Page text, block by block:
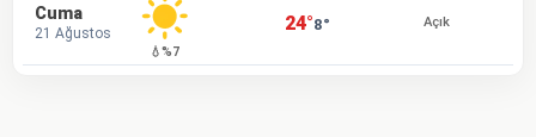
Cuma
21 Ağustos
💧%7
24°8° Açık